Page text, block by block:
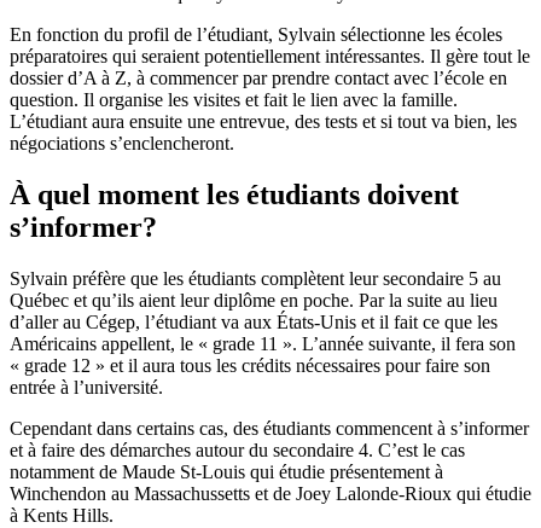
En fonction du profil de l’étudiant, Sylvain sélectionne les écoles
préparatoires qui seraient potentiellement intéressantes. Il gère tout le
dossier d’A à Z, à commencer par prendre contact avec l’école en
question. Il organise les visites et fait le lien avec la famille.
L’étudiant aura ensuite une entrevue, des tests et si tout va bien, les
négociations s’enclencheront.
À quel moment les étudiants doivent
s’informer?
Sylvain préfère que les étudiants complètent leur secondaire 5 au
Québec et qu’ils aient leur diplôme en poche. Par la suite au lieu
d’aller au Cégep, l’étudiant va aux États-Unis et il fait ce que les
Américains appellent, le « grade 11 ». L’année suivante, il fera son
« grade 12 » et il aura tous les crédits nécessaires pour faire son
entrée à l’université.
Cependant dans certains cas, des étudiants commencent à s’informer
et à faire des démarches autour du secondaire 4. C’est le cas
notamment de Maude St-Louis qui étudie présentement à
Winchendon au Massachussetts et de Joey Lalonde-Rioux qui étudie
à Kents Hills.